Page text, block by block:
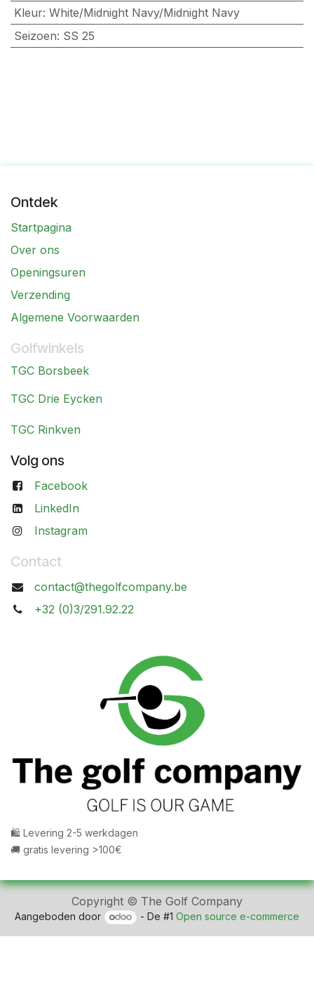
Kleur: White/Midnight Navy/Midnight Navy
Seizoen: SS 25
Ontdek
Startpagina
Over ons
Openingsuren
Verzending
Algemene Voorwaarden
Golfwinkels
TGC Borsbeek
TGC Drie Eycken
TGC Rinkven
Volg ons
Facebook
LinkedIn
Instagram
Contact
contact@thegolfcompany.be
+32 (0)3/291.92.22
🛍 Levering 2-5 werkdagen
🚚 gratis levering >100€
Copyright © The Golf Company
Aangeboden door - De #1Open source e-commerce